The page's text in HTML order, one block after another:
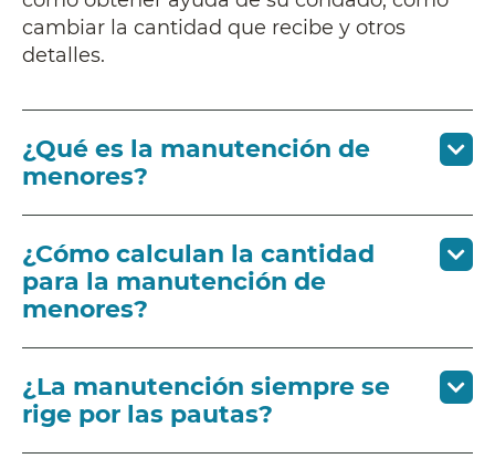
cambiar la cantidad que recibe y otros
detalles.
¿Qué es la manutención de
menores?
¿Cómo calculan la cantidad
para la manutención de
menores?
¿La manutención siempre se
rige por las pautas?